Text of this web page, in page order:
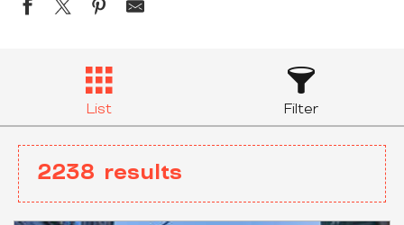
List Filter
2238 results